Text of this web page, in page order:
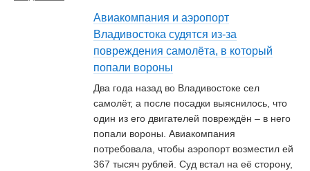
Авиакомпания и аэропорт
Владивостока судятся из-за
повреждения самолёта, в который
попали вороны
Два года назад во Владивостоке сел
самолёт, а после посадки выяснилось, что
один из его двигателей повреждён – в него
попали вороны. Авиакомпания
потребовала, чтобы аэропорт возместил ей
367 тысяч рублей. Суд встал на её сторону,